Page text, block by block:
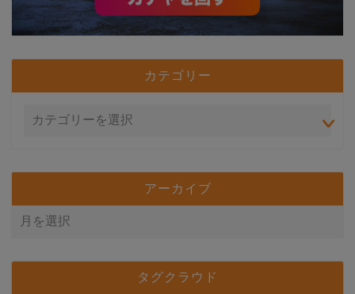
カテゴリー
アーカイブ
タグクラウド